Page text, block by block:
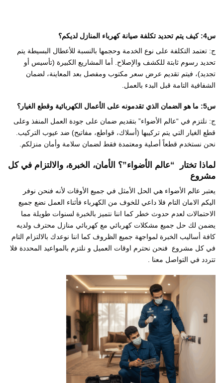
س4: كيف يتم تحديد تكلفة صيانة كهرباء المنازل لديكم؟
ج: تعتمد التكلفة على نوع الخدمة وحجمها بالنسبة للأعطال البسيطة يتم
تحديد رسوم ثابتة للكشف والإصلاح. أما المشاريع الكبيرة (تأسيس أو
تجديد)، فيتم تقديم عرض سعر مكتوب ومفصل بعد المعاينة، لضمان
الشفافية التامة قبل البدء بالعمل.
س5: ما هو الضمان الذي تقدمونه على الأعمال الكهربائية وقطع الغيار؟
ج: نلتزم في “عالم الأضواء” بتقديم ضمان على جودة العمل المنفذ وعلى
قطع الغيار التي يتم تركيبها (أسلاك، قواطع، مفاتيح) ضد عيوب التركيب.
نحن نستخدم قطعاً أصلية ومعتمدة فقط لضمان سلامة وأمان منزلكم.
لماذا تختار “عالم الأضواء”؟ الأمان، الخبرة، والالتزام في كل
مشروع
يعتبر عالم الأضواء هي الحل الأمثل في جميع الأوقات لأنه فنحن نوفر
اليكم الامان التام فلا داعي للخوف من الكهرباء فأثناء العمل نضع جميع
الاحتمالات لعدم حدوث خطر كما اننا نتميز بالخبرة لسنوات طويلة مما
يضمن لك حل جميع مشكلات كهربائي مع كهربائي منازل محترف ولديه
كافة أساليب الخبرة لمواجهة جميع الظروف كما اننا نوعدك بالالتزام التام
في كل مشروع فنحن نحترم اوقات العميل و نلتزم بالمواعيد المحددة فلا
تتردد في التواصل معنا .